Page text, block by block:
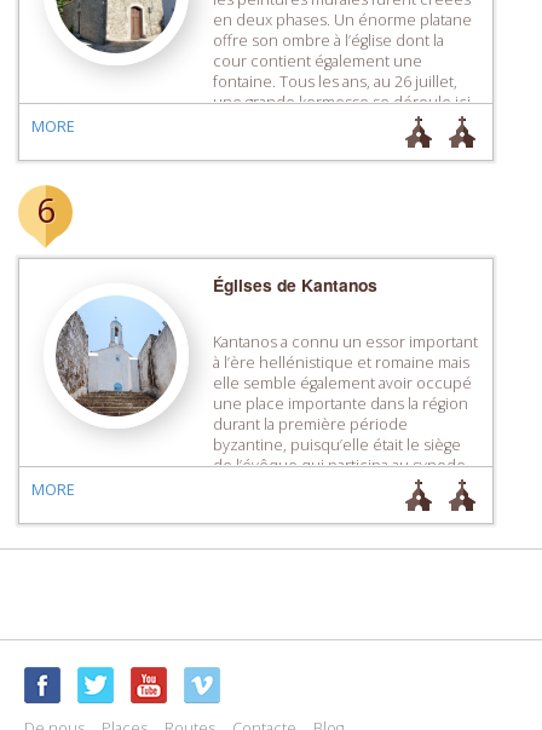
en deux phases. Un énorme platane
offre son ombre à l’église dont la
cour contient également une
fontaine. Tous les ans, au 26 juillet,
une grande kermesse se déroule ici.
MORE
6
Églises de Kantanos
Kantanos a connu un essor important
à l’ère hellénistique et romaine mais
elle semble également avoir occupé
une place importante dans la région
durant la première période
byzantine, puisqu’elle était le siège
de l’évêque qui participa au synode
de Chalcédoine, en 451. Les traces
de basiliques du 5e et 6e siècles,
disséminées dans la région, […]
MORE